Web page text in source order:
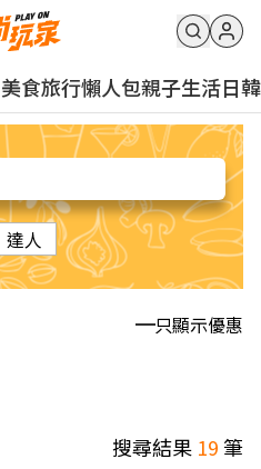
美食旅行懶人包親子生活日韓
達人
只顯示優惠
搜尋結果 19筆